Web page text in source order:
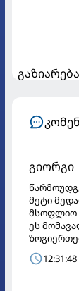
გიორგი
მეტი
მსოფლიო
ეს